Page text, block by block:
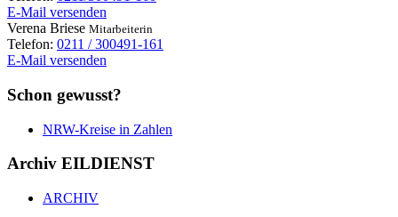
E-Mail versenden
Verena Briese Mitarbeiterin
Telefon: 0211 / 300491-161
E-Mail versenden
Schon gewusst?
NRW-Kreise in Zahlen
Archiv EILDIENST
ARCHIV